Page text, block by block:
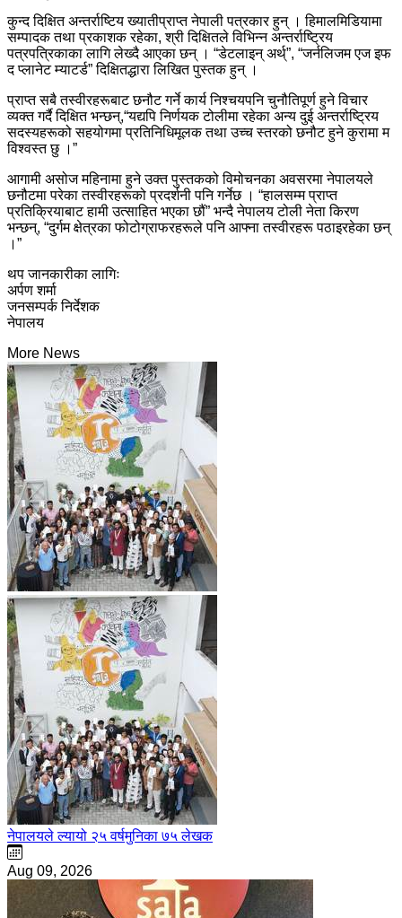
कुन्द दिक्षित अन्तर्राष्टिय ख्यातीप्राप्त नेपाली पत्रकार हुन् । हिमालमिडियामा
सम्पादक तथा प्रकाशक रहेका, श्री दिक्षितले विभिन्न अन्तर्राष्ट्रिय
पत्रपत्रिकाका लागि लेख्दै आएका छन् । “डेटलाइन् अर्थ्”, “जर्नलिजम एज इफ
द प्लानेट म्याटर्ड” दिक्षितद्धारा लिखित पुस्तक हुन् ।
प्राप्त सबै तस्वीरहरूबाट छनौट गर्ने कार्य निश्चयपनि चुनौतिपूर्ण हुने विचार
व्यक्त गर्दै दिक्षित भन्छन्,“यद्यपि निर्णयक टोलीमा रहेका अन्य दुई अन्तर्राष्ट्रिय
सदस्यहरूको सहयोगमा प्रतिनिधिमूलक तथा उच्च स्तरको छनौट हुने कुरामा म
विश्वस्त छु ।”
आगामी असोज महिनामा हुने उक्त पुस्तकको विमोचनका अवसरमा नेपालयले
छनौटमा परेका तस्वीरहरूको प्रदर्शनी पनि गर्नेछ । “हालसम्म प्राप्त
प्रतिक्रियाबाट हामी उत्साहित भएका छौं” भन्दै नेपालय टोली नेता किरण
भन्छन्, “दुर्गम क्षेत्रका फोटोग्राफरहरूले पनि आफ्ना तस्वीरहरू पठाइरहेका छन्
।”
थप जानकारीका लागिः
अर्पण शर्मा
जनसम्पर्क निर्देशक
नेपालय
More News
नेपालयले ल्यायो २५ वर्षमुनिका ७५ लेखक
Aug 09, 2026